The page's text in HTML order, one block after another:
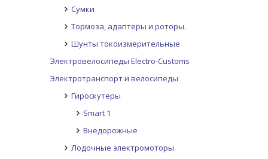
Сумки
Тормоза, адаптеры и роторы.
Шунты токоизмерительные
Электровелосипеды Electro-Customs
Электротранспорт и велосипеды
Гироскутеры
Smart 1
Внедорожные
Лодочные электромоторы